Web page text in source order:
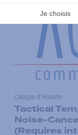
Casque d'écoute
Tactical
Noise-
(Requires